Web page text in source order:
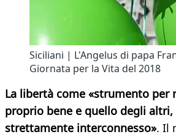
Siciliani | L'Angelus di papa
Giornata per la Vita del 2018
La libertà come «strumento per
proprio bene e quello degli altri,
strettamente interconnesso». Il